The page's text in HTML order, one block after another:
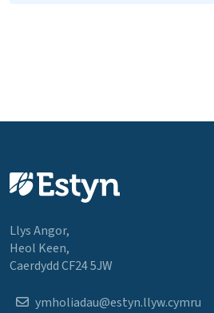
Llys Angor,
Heol Keen,
Caerdydd CF24 5JW
ymholiadau@estyn.llyw.cymru